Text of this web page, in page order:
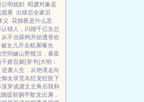
公明媳妇 昭虞对象是
观看 出狱后全家后
义 花烛夜是什么意
认错人，闪婚千亿女总
从不当舔狗开始透骨欢
女儿开去航展曝光
空间嫁山野糙汉，暴富
娇百媚[穿书] 大明：
逆袭人生，从绝境走向
御女录荒岛狂龙狂医下
漾穿成虐文主角后我和
提前躺平蛟龙出渊，